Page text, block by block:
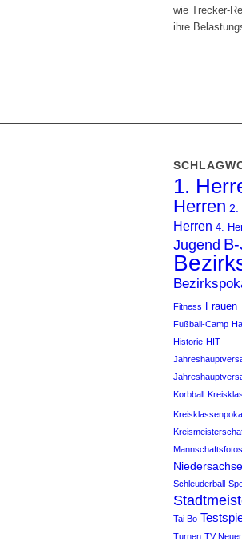
wie Trecker-
ihre
1.
Herren 2.
Herren 4.
Jugend
Fitness Frauen
Fußball-Camp
Historie HIT
Korbball
Mannschaftsfotos
Schleuderball
Tai Bo
Turnen TV